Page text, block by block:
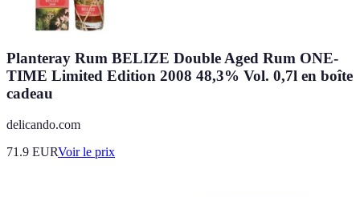
Planteray Rum BELIZE Double Aged Rum ONE-
TIME Limited Edition 2008 48,3% Vol. 0,7l en boîte
cadeau
delicando.com
71.9 EURVoir le prix